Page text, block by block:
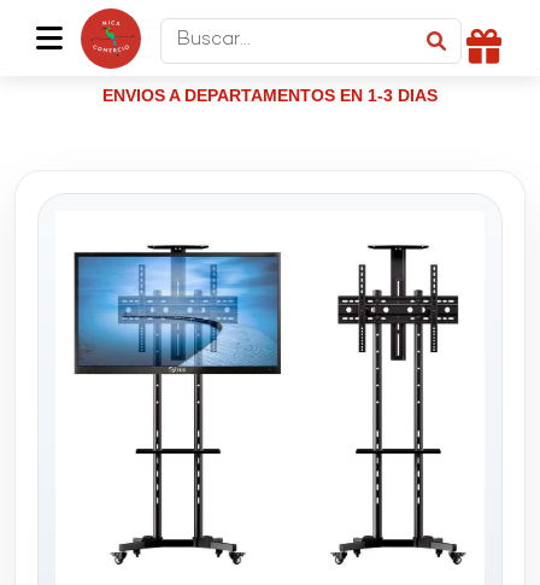
ENVIOS A DEPARTAMENTOS EN 1-3 DIAS